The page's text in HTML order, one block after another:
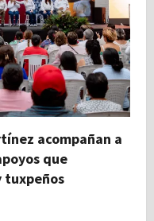
acompañan a
que
tuxpeños